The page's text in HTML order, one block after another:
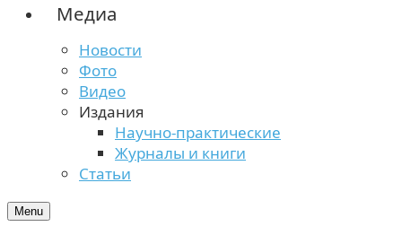
Медиа
Новости
Фото
Видео
Издания
Научно-практические
Журналы и книги
Статьи
Menu